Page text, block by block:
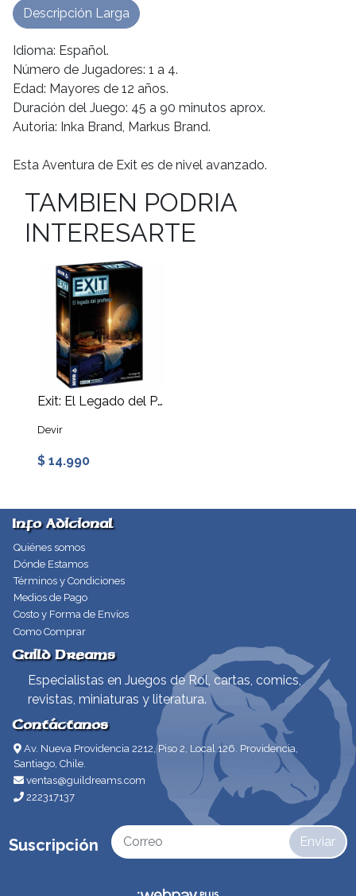
Idioma: Español.
Número de Jugadores: 1 a 4.
Edad: Mayores de 12 años.
Duración del Juego: 45 a 90 minutos aprox.
Autoria: Inka Brand, Markus Brand.
Esta Aventura de Exit es de nivel avanzado.
Descripción Larga
TAMBIEN PODRIA
INTERESARTE
Exit: El Legado del Profesor
Devir
$ 14.990
Info Adicional
Quiénes somos
Dónde Estamos
Términos y Condiciones
Medios de Pago
Costo y Forma de Envíos
Como Comprar
Guild Dreams
Especialistas en Juegos de Rol, cartas, comics,
revistas, miniaturas y literatura.
Contáctanos
Av. Nueva Providencia 2212, Piso 2, Local 126. Providencia,
Santiago, Chile.
ventas@guildreams.com
222317137
Suscripción Enviar